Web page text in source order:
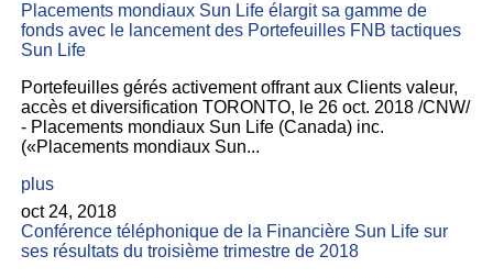
Placements mondiaux Sun Life élargit sa gamme de
fonds avec le lancement des Portefeuilles FNB tactiques
Sun Life
Portefeuilles gérés activement offrant aux Clients valeur,
accès et diversification TORONTO, le 26 oct. 2018 /CNW/
- Placements mondiaux Sun Life (Canada) inc.
(«Placements mondiaux Sun...
plus
oct 24, 2018
Conférence téléphonique de la Financière Sun Life sur
ses résultats du troisième trimestre de 2018